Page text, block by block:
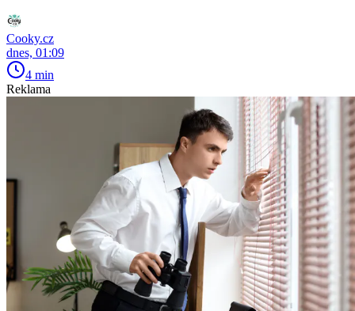
Cooky.cz
dnes, 01:09
4 min
Reklama